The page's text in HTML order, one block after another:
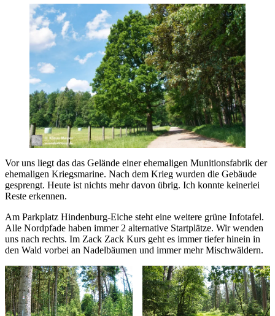
Vor uns liegt das das Gelände einer ehemaligen Munitionsfabrik der
ehemaligen Kriegsmarine. Nach dem Krieg wurden die Gebäude
gesprengt. Heute ist nichts mehr davon übrig. Ich konnte keinerlei
Reste erkennen.
Am Parkplatz Hindenburg-Eiche steht eine weitere grüne Infotafel.
Alle Nordpfade haben immer 2 alternative Startplätze. Wir wenden
uns nach rechts. Im Zack Zack Kurs geht es immer tiefer hinein in
den Wald vorbei an Nadelbäumen und immer mehr Mischwäldern.